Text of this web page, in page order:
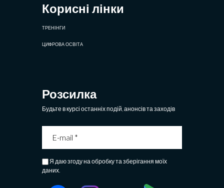
Корисні лінки
ТРЕНІНГИ
ЦИФРОВА ОСВІТА
Розсилка
Будьте в курсі останніх подій, анонсів та заходів
Я даю згоду на обробку та зберігання моїх
даних.